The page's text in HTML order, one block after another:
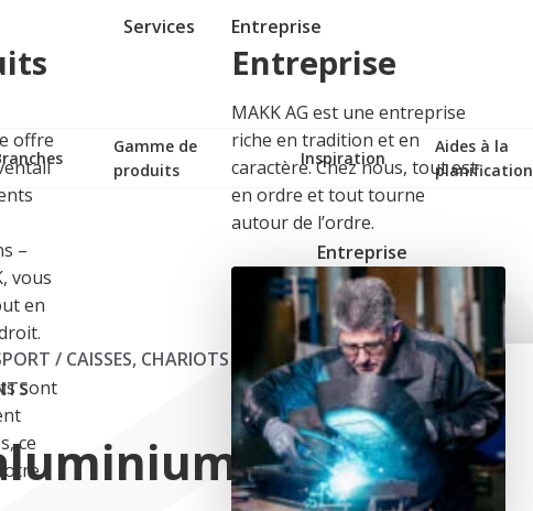
offre
–
vous
en
sont
ce
Services Entreprise
Entreprise
MAKK AG est une entreprise
riche en tradition et en
caractère. Chez nous, tout est
en ordre et tout tourne
autour de l’ordre.
Entreprise
Gamme de
produits
Inspiration
Aides à la
planification
/ CAISSES, CHARIOTS